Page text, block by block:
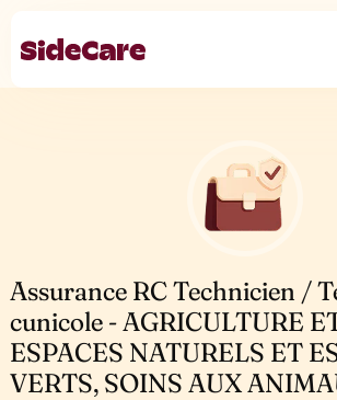
Assurance RC Technicien /
cunicole - AGRICULTURE
ESPACES NATURELS ET
VERTS, SOINS AUX